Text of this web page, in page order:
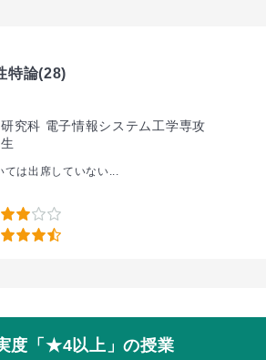
特論(28)
究科 電子情報システム工学専攻
ては出席していない...
度「★4以上」の授業